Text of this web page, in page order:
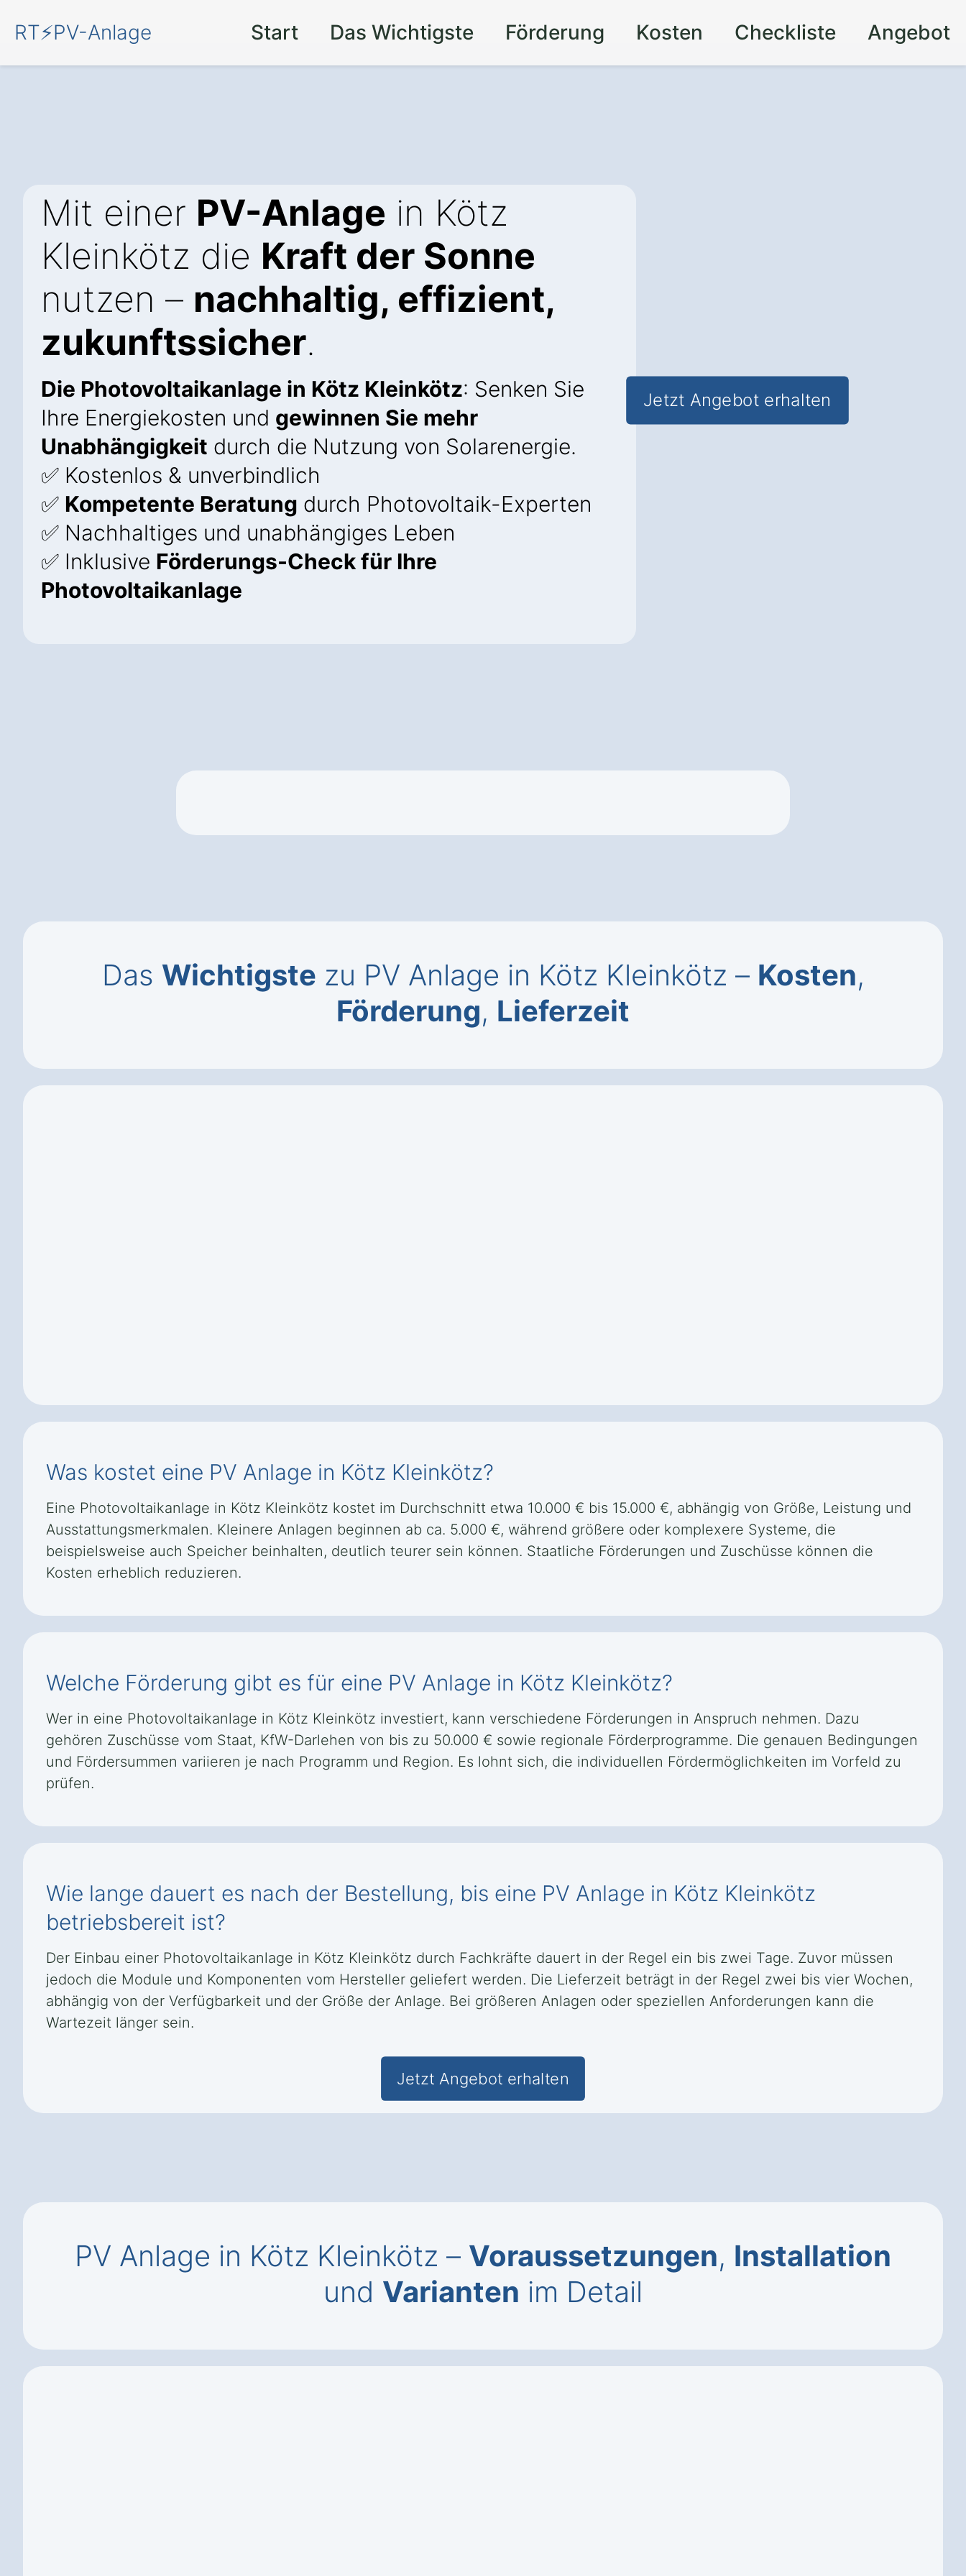
RT⚡PV-Anlage Start Das Wichtigste Förderung Kosten Checkliste Angebot
Mit einer PV-Anlage in Kötz
Kleinkötz die Kraft der Sonne
nutzen – nachhaltig, effizient,
zukunftssicher.
Die Photovoltaikanlage in Kötz Kleinkötz: Senken Sie
Ihre Energiekosten und gewinnen Sie mehr
Unabhängigkeit durch die Nutzung von Solarenergie.
✅ Kostenlos & unverbindlich
✅ Kompetente Beratung durch Photovoltaik-Experten
✅ Nachhaltiges und unabhängiges Leben
✅ Inklusive Förderungs-Check für Ihre
Photovoltaikanlage
Jetzt Angebot erhalten
Das Wichtigste zu PV Anlage in Kötz Kleinkötz – Kosten,
Förderung, Lieferzeit
Was kostet eine PV Anlage in Kötz Kleinkötz?
Eine Photovoltaikanlage in Kötz Kleinkötz kostet im Durchschnitt etwa 10.000 € bis 15.000 €, abhängig von Größe, Leistung und
Ausstattungsmerkmalen. Kleinere Anlagen beginnen ab ca. 5.000 €, während größere oder komplexere Systeme, die
beispielsweise auch Speicher beinhalten, deutlich teurer sein können. Staatliche Förderungen und Zuschüsse können die
Kosten erheblich reduzieren.
Welche Förderung gibt es für eine PV Anlage in Kötz Kleinkötz?
Wer in eine Photovoltaikanlage in Kötz Kleinkötz investiert, kann verschiedene Förderungen in Anspruch nehmen. Dazu
gehören Zuschüsse vom Staat, KfW-Darlehen von bis zu 50.000 € sowie regionale Förderprogramme. Die genauen Bedingungen
und Fördersummen variieren je nach Programm und Region. Es lohnt sich, die individuellen Fördermöglichkeiten im Vorfeld zu
prüfen.
Wie lange dauert es nach der Bestellung, bis eine PV Anlage in Kötz Kleinkötz
betriebsbereit ist?
Der Einbau einer Photovoltaikanlage in Kötz Kleinkötz durch Fachkräfte dauert in der Regel ein bis zwei Tage. Zuvor müssen
jedoch die Module und Komponenten vom Hersteller geliefert werden. Die Lieferzeit beträgt in der Regel zwei bis vier Wochen,
abhängig von der Verfügbarkeit und der Größe der Anlage. Bei größeren Anlagen oder speziellen Anforderungen kann die
Wartezeit länger sein.
Jetzt Angebot erhalten
PV Anlage in Kötz Kleinkötz – Voraussetzungen, Installation
und Varianten im Detail